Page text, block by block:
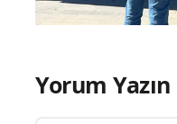
Yorum Yazın